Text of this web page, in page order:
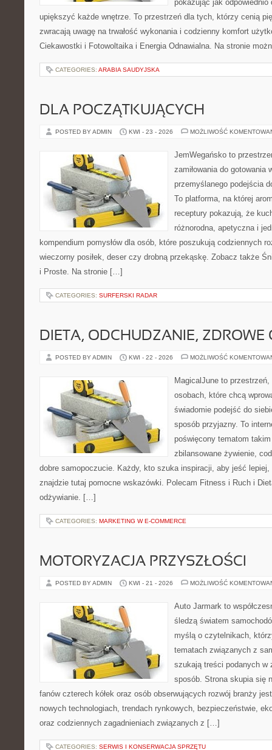
pokazując jak odpowiednio
upiększyć każde wnętrze. To przestrzeń dla tych, którzy cenią
zwracają uwagę na trwałość wykonania i codzienny komfort
Ciekawostki i Fotowoltaika i Energia Odnawialna. Na stronie
CATEGORIES: ARABIA SAUDYJSKA
DLA POCZĄTKUJĄCYCH
POSTED BY ADMIN KWI - 23 - 2026 MOŻLIWOŚĆ
JemWegańsko to
zamiłowania do gotowania
przemyślanego podejścia
To platforma, na której
receptury pokazują, że
różnorodna, apetyczna i
kompendium pomysłów dla osób, które poszukują codziennych
wieczorny posiłek, deser czy drobną przekąskę. Zobacz także
i Proste. Na stronie […]
CATEGORIES: SURFERSKI RADAR
DIETA, ODCHUDZANIE, ZDROWE
POSTED BY ADMIN KWI - 22 - 2026 MOŻLIWOŚĆ
MagicalJune to
osobach, które chcą
świadomie podejść do
sposób przyjazny. To
poświęcony tematom
zbilansowane żywienie,
dobre samopoczucie. Każdy, kto szuka inspiracji, aby jeść
znajdzie tutaj pomocne wskazówki. Polecam Fitness i Ruch i
odżywianie. […]
CATEGORIES: MARKETING W E-COMMERCE
MOTORYZACJA PRZYSZŁOŚCI
POSTED BY ADMIN KWI - 21 - 2026 MOŻLIWOŚĆ
Auto Jarmark to
śledzą światem
myślą o czytelnikach,
tematach związanych z
szukają treści podanych w
sposób. Strona skupia się
fanów czterech kółek oraz osób obserwujących rozwój branży
nowych technologiach, trendach rynkowych, bezpieczeństwie,
oraz codziennych zagadnieniach związanych z […]
CATEGORIES: SERWIS I KONSERWACJA SPRZĘTU